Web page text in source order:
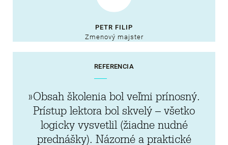
PETR FILIP
Zmenový majster
REFERENCIA
»Obsah školenia bol veľmi prínosný.
Prístup lektora bol skvelý – všetko
logicky vysvetlil (žiadne nudné
prednášky). Názorné a praktické